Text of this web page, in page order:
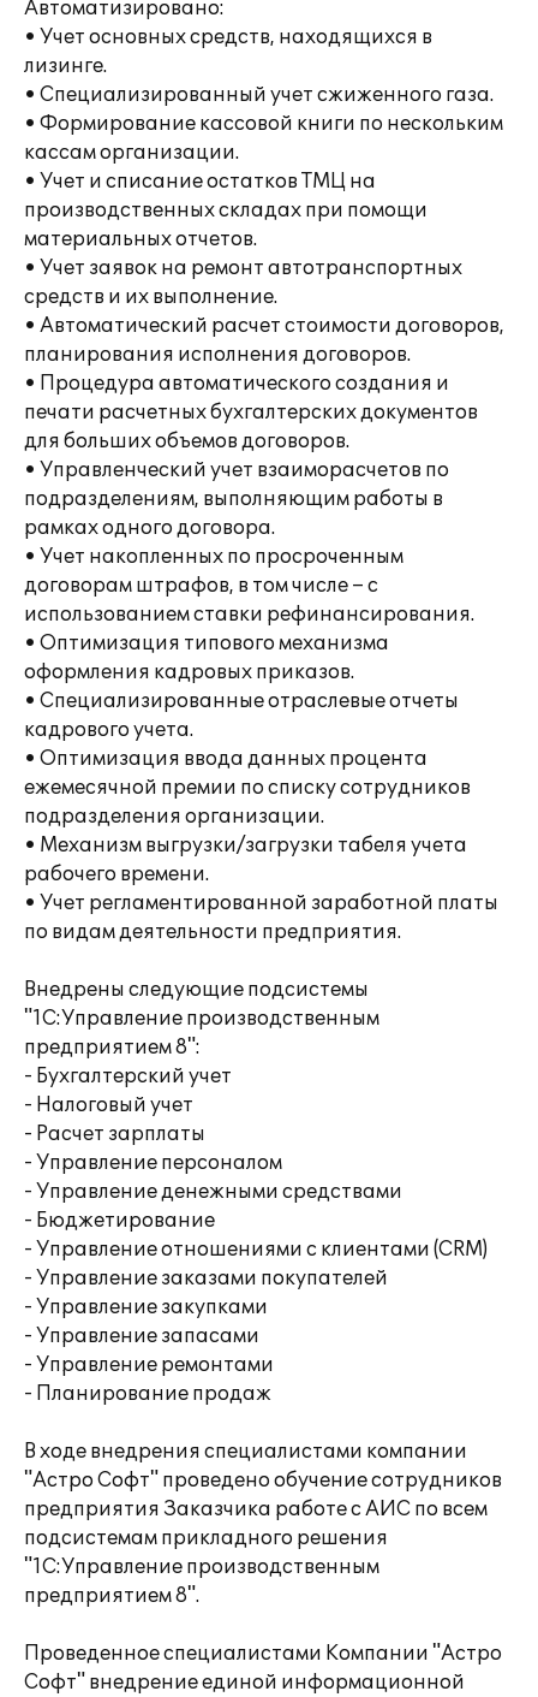
Автоматизировано:
• Учет основных средств, находящихся в
лизинге.
• Специализированный учет сжиженного газа.
• Формирование кассовой книги по нескольким
кассам организации.
• Учет и списание остатков ТМЦ на
производственных складах при помощи
материальных отчетов.
• Учет заявок на ремонт автотранспортных
средств и их выполнение.
• Автоматический расчет стоимости договоров,
планирования исполнения договоров.
• Процедура автоматического создания и
печати расчетных бухгалтерских документов
для больших объемов договоров.
• Управленческий учет взаиморасчетов по
подразделениям, выполняющим работы в
рамках одного договора.
• Учет накопленных по просроченным
договорам штрафов, в том числе – с
использованием ставки рефинансирования.
• Оптимизация типового механизма
оформления кадровых приказов.
• Специализированные отраслевые отчеты
кадрового учета.
• Оптимизация ввода данных процента
ежемесячной премии по списку сотрудников
подразделения организации.
• Механизм выгрузки/загрузки табеля учета
рабочего времени.
• Учет регламентированной заработной платы
по видам деятельности предприятия.
Внедрены следующие подсистемы
"1С:Управление производственным
предприятием 8":
- Бухгалтерский учет
- Налоговый учет
- Расчет зарплаты
- Управление персоналом
- Управление денежными средствами
- Бюджетирование
- Управление отношениями с клиентами (CRM)
- Управление заказами покупателей
- Управление закупками
- Управление запасами
- Управление ремонтами
- Планирование продаж
В ходе внедрения специалистами компании
"Астро Софт" проведено обучение сотрудников
предприятия Заказчика работе с АИС по всем
подсистемам прикладного решения
"1С:Управление производственным
предприятием 8".
Проведенное специалистами Компании "Астро
Софт" внедрение единой информационной